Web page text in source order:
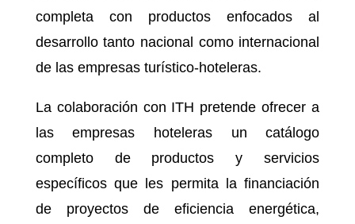
completa con productos enfocados al
desarrollo tanto nacional como internacional
de las empresas turístico-hoteleras.
La colaboración con ITH pretende ofrecer a
las empresas hoteleras un catálogo
completo de productos y servicios
específicos que les permita la financiación
de proyectos de eficiencia energética,